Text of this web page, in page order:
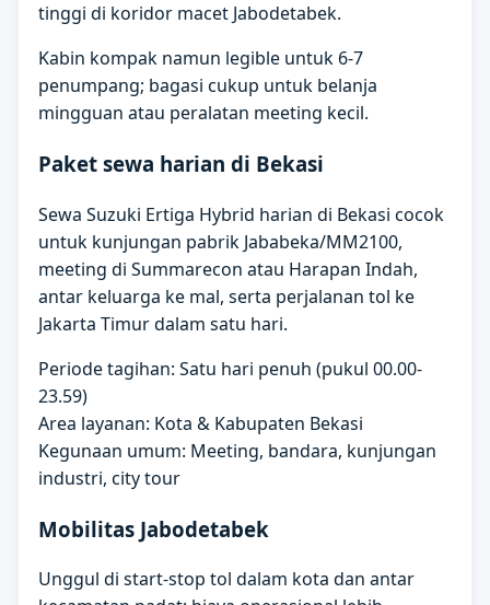
tinggi di koridor macet Jabodetabek.
Kabin kompak namun legible untuk 6-7
penumpang; bagasi cukup untuk belanja
mingguan atau peralatan meeting kecil.
Paket sewa harian di Bekasi
Sewa Suzuki Ertiga Hybrid harian di Bekasi cocok
untuk kunjungan pabrik Jababeka/MM2100,
meeting di Summarecon atau Harapan Indah,
antar keluarga ke mal, serta perjalanan tol ke
Jakarta Timur dalam satu hari.
Periode tagihan: Satu hari penuh (pukul 00.00-
23.59)
Area layanan: Kota & Kabupaten Bekasi
Kegunaan umum: Meeting, bandara, kunjungan
industri, city tour
Mobilitas Jabodetabek
Unggul di start-stop tol dalam kota dan antar